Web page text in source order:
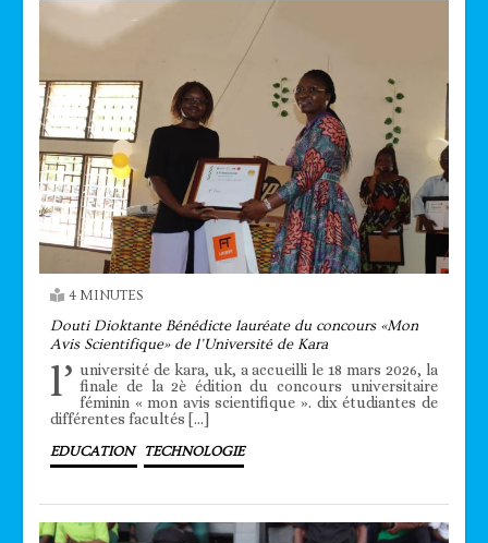
4 MINUTES
Douti Dioktante Bénédicte lauréate du concours «Mon
Avis Scientifique» de l’Université de Kara
l’ université de kara, uk, a accueilli le 18 mars 2026, la
finale de la 2è édition du concours universitaire
féminin « mon avis scientifique ». dix étudiantes de
différentes facultés […]
EDUCATION TECHNOLOGIE